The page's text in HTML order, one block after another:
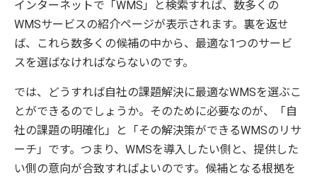
インターネットで「WMS」と検索すれば、数多くの
WMSサービスの紹介ページが表示されます。裏を返せ
ば、これら数多くの候補の中から、最適な1つのサービ
スを選ばなければならないのです。
では、どうすれば自社の課題解決に最適なWMSを選ぶこ
とができるのでしょうか。そのために必要なのが、「自
社の課題の明確化」と「その解決策ができるWMSのリサ
ーチ」です。つまり、WMSを導入したい側と、提供した
い側の意向が合致すればよいのです。候補となる根拠を